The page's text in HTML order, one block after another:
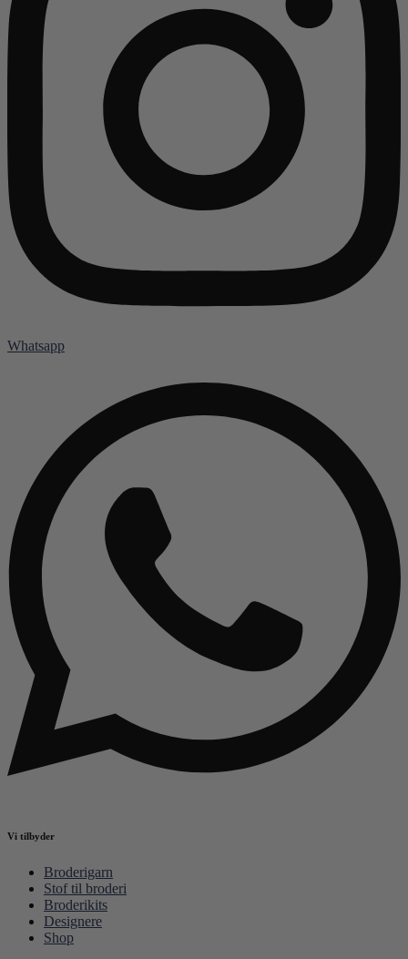
Whatsapp
Vi tilbyder
Broderigarn
Stof til broderi
Broderikits
Designere
Shop